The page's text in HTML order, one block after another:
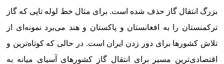
بزرگ انتقال گاز حذف شده است. برای مثال خط لوله تاپی که گاز
ترکمنستان را به افغانستان و پاکستان و هند می‌برد نمونه‌ای از
تلاش کشورها برای دور زدن ایران است. در حالی که کوتاه‌ترین و
اقتصادی‌ترین مسیر برای انتقال گاز کشورهای آسیای میانه به